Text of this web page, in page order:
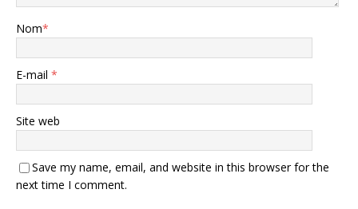
Nom*
E-mail *
Site web
Save my name, email, and website in this browser for the
next time I comment.